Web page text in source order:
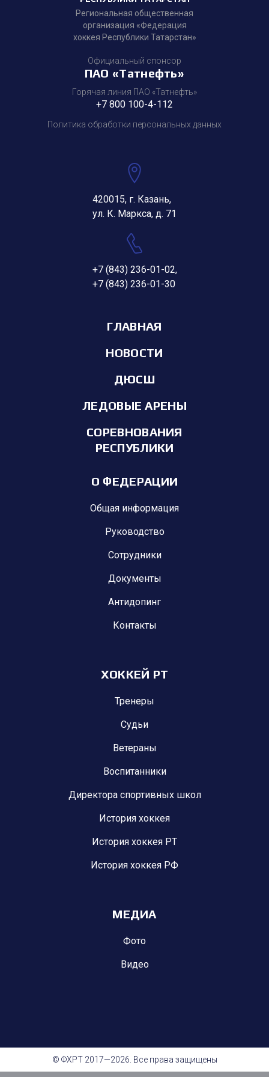
Региональная общественная
организация «Федерация
хоккея Республики Татарстан»
Официальный спонсор
ПАО «Татнефть»
Горячая линия ПАО «Татнефть»
+7 800 100-4-112
Политика обработки персональных данных
420015, г. Казань,
ул. К. Маркса, д. 71
+7 (843) 236-01-02,
+7 (843) 236-01-30
ГЛАВНАЯ
НОВОСТИ
ДЮСШ
ЛЕДОВЫЕ АРЕНЫ
СОРЕВНОВАНИЯ
РЕСПУБЛИКИ
О ФЕДЕРАЦИИ
Общая информация
Руководство
Сотрудники
Документы
Антидопинг
Контакты
ХОККЕЙ РТ
Тренеры
Судьи
Ветераны
Воспитанники
Директора спортивных школ
История хоккея
История хоккея РТ
История хоккея РФ
МЕДИА
Фото
Видео
© ФХРТ 2017—2026. Все права защищены